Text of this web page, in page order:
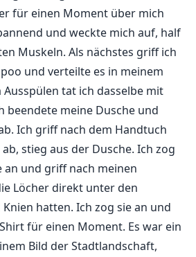
für einen Moment über mich
und weckte mich auf, half
Muskeln. Als nächstes griff ich
und verteilte es in meinem
Ausspülen tat ich dasselbe mit
beendete meine Dusche und
Ich griff nach dem Handtuch
stieg aus der Dusche. Ich zog
an und griff nach meinen
Löcher direkt unter den
hatten. Ich zog sie an und
für einen Moment. Es war ein
Bild der Stadtlandschaft,